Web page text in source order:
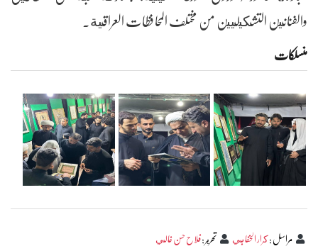
والفنانين التشكيليين من مختلف المحافظات العراقية.
منسلکات
مراسل:كرار الخفاجي تحرير:فلاح حسن غالي